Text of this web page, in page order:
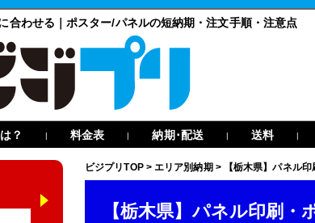
合わせる｜ポスター/パネルの短納期・注文手順・注意点
？ | 料金表 | 納期･配送 | 送料 |
ビジプリTOP >エリア別納期 > 【栃木県】パネル
【栃木県】パネル印刷・